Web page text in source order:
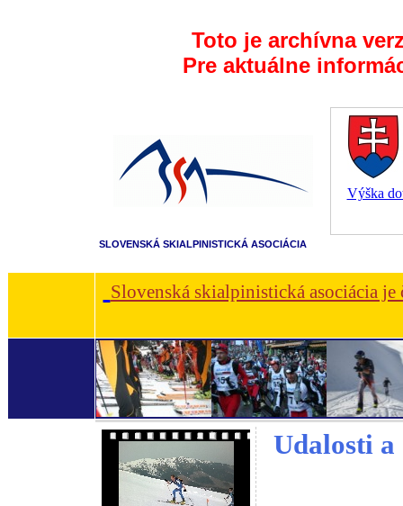
Toto je archívna
Pre aktuálne
Výška
SLOVENSKÁ SKIALPINISTICKÁ ASOCIÁCIA
Slovenská skialpinistická asociácia
Udalosti a